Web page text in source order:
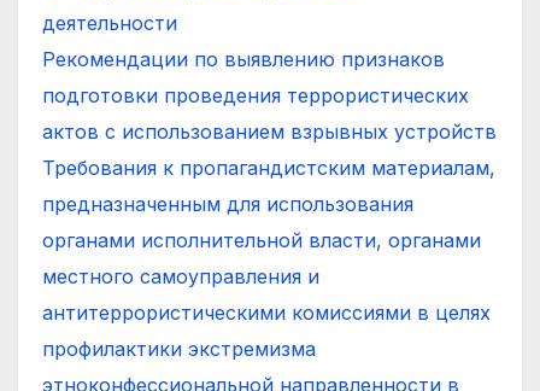
деятельности
Рекомендации по выявлению признаков
подготовки проведения террористических
актов с использованием взрывных устройств
Требования к пропагандистским материалам,
предназначенным для использования
органами исполнительной власти, органами
местного самоуправления и
антитеррористическими комиссиями в целях
профилактики экстремизма
этноконфессиональной направленности в